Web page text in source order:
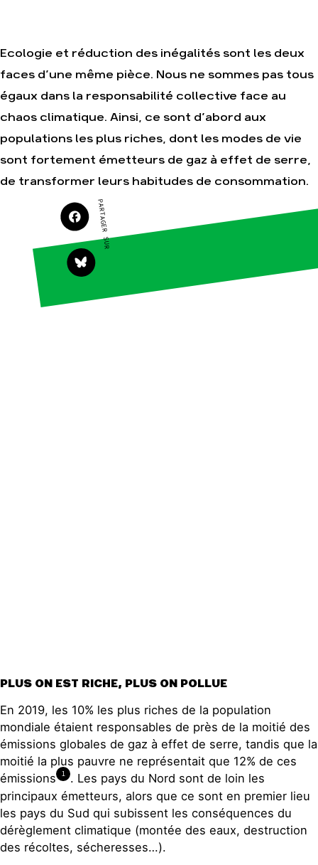
Agir
Faire un don
S'engager sur le
campagnes
Transmettre
tout ou partie de
son patrimoine
Télécharger
gratuitement les
Nos
thématiques
Multinationales
Ecologie et réduction des inégalités sont les deux
faces d’une même pièce. Nous ne sommes pas tous
égaux dans la responsabilité collective face au
chaos climatique. Ainsi, ce sont d’abord aux
populations les plus riches, dont les modes de vie
sont fortement émetteurs de gaz à effet de serre,
de transformer leurs habitudes de consommation.
PARTAGER SUR
PLUS ON EST RICHE, PLUS ON POLLUE
En 2019, les 10% les plus riches de la population
mondiale étaient responsables de près de la moitié des
émissions globales de gaz à effet de serre, tandis que la
moitié la plus pauvre ne représentait que 12% de ces
émissions
1
. Les pays du Nord sont de loin les
principaux émetteurs, alors que ce sont en premier lieu
les pays du Sud qui subissent les conséquences du
dérèglement climatique (montée des eaux, destruction
des récoltes, sécheresses…).